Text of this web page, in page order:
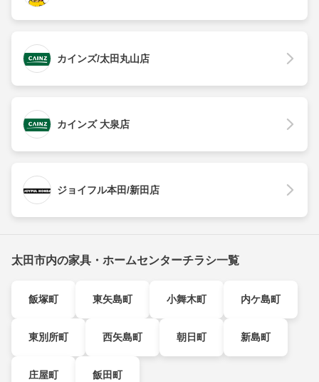
カインズ/太田丸山店
カインズ 大泉店
ジョイフル本田/新田店
太田市内の家具・ホームセンターチラシ一覧
飯塚町 東矢島町 小舞木町 内ケ島町
東別所町 西矢島町 朝日町 新島町
庄屋町 飯田町